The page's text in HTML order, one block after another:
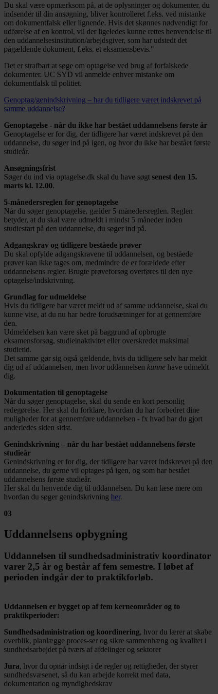
Du skal være opmærksom på, at de oplysninger og dokumenter, du
indsender til din ansøgning, bliver kontrolleret f.eks. ved mistanke
om dokumentfalsk eller lignende. Hvis det skønnes nødvendigt for
udførelse af en kontrol, vil der ligeledes kunne rettes henvendelse til
den uddannelsesinstitution/arbejdsgiver, som har udstedt det
pågældende dokument, f.eks. et eksamensbevis."
Det er strafbart at søge om optagelse ved brug af forfalskede
dokumenter. UC SYD vil anmelde enhver mistanke om
dokumentfalsk til politiet.
Genoptag/genindskrivning – har du tidligere været indskrevet på
samme uddannelse?
Genoptagelse - når du ikke har bestået uddannelsens første år
Genoptagelse er for dig, der tidligere har været indskrevet på den
uddannelse, du søger ind på igen, og hvor du ikke har bestået første
studieår.
Ansøgningsfrist
Søger du ind via optagelse.dk skal du have søgt senest den 15.
marts kl. 12.00.
5-månedersreglen for genoptagelse
Når du søger genoptagelse, gælder 5-månedersreglen. Reglen
betyder, at du skal være udmeldt i mindst 5 måneder inden
studiestart på den uddannelse, du søger ind på.
Adgangskrav og tidligere beståede prøver
Du skal opfylde adgangskravene til uddannelsen, og beståede
prøver kan ikke tages om, medmindre de er forældede efter
uddannelsens regler. Brugte prøveforsøg overføres til den nye
optagelse/indskrivning.
Grundlag for udmeldelse
Hvis du tidligere har været meldt ud af samme uddannelse, skal du
kunne vise, at du nu har bedre forudsætninger for at gennemføre
den.
Udmeldelsen kan være sket på baggrund af opbrugte
eksamensforsøg, studieinaktivitet eller overskredet maksimal
studietid.
Det samme gør sig også gældende, hvis du tidligere selv har meldt
dig ud af uddannelsen, men hvor uddannelsen kunne have udmeldt
dig.
Dokumentation til genoptagelse
Når du søger genoptagelse, skal du sende en kort personlig
redegørelse. Her skal du forklare, hvordan du har forbedret dine
muligheder for at gennemføre uddannelsen - fx hvad har du gjort
anderledes siden sidst.
Genindskrivning – når du har bestået uddannelsens første
studieår
Genindskrivning er for dig, der tidligere har været indskrevet på den
uddannelse, du gerne vil optages på igen, og som har bestået
uddannelsens første studieår.
Her skal du henvende dig til uddannelsen. Du kan læse mere om
hvordan du søger genindskrivning her.
03
Uddannelsens opbygning
Uddannelsen til sundhedsadministrativ koordinator
varer 2,5 år og består af fem semestre. I løbet af
perioden indgår der to praktikforløb.
Uddannelsen er bygget op af fem kerneområder og to
praktikperioder:
Sundhedsadministration og koordinering, hvor du lærer at skabe
overblik, planlægge proces-ser og sikre sammenhæng og kvalitet i
sundhedsarbejdet på tværs af afdelinger og sektorer
Jura, hvor du opnår indsigt i de regler og rettigheder, der styrer
sundhedsvæsenet, så du kan arbejde korrekt med data,
dokumentation og myndighedskrav